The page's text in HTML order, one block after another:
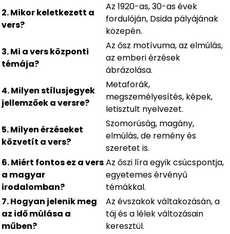
2. Mikor keletkezett a
vers?
Az 1920-as, 30-as évek
fordulóján, Dsida pályájának
közepén.
3. Mi a vers központi
témája?
Az ősz motívuma, az elmúlás,
az emberi érzések
ábrázolása.
4. Milyen stílusjegyek
jellemzőek a versre?
Metaforák,
megszemélyesítés, képek,
letisztult nyelvezet.
5. Milyen érzéseket
közvetít a vers?
Szomorúság, magány,
elmúlás, de remény és
szeretet is.
6. Miért fontos ez a vers
a magyar
irodalomban?
Az őszi líra egyik csúcspontja,
egyetemes érvényű
témákkal.
7. Hogyan jelenik meg
az idő múlása a
műben?
Az évszakok váltakozásán, a
táj és a lélek változásain
keresztül.